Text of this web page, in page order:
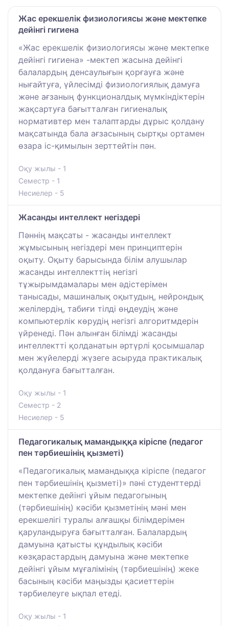
Жас ерекшелік физиологиясы және мектепке
дейінгі гигиена
«Жас ерекшелік физиологиясы және мектепке
дейінгі гигиена» -мектеп жасына дейінгі
балалардың денсаулығын қорғауға және
нығайтуға, үйлесімді физиологиялық дамуға
және ағзаның функционалдық мүмкіндіктерін
жақсартуға бағытталған гигиеналық
нормативтер мен талаптарды дұрыс қолдану
мақсатында бала ағзасының сыртқы ортамен
өзара іс-қимылын зерттейтін пән.
Оқу жылы - 1
Семестр - 1
Несиелер - 5
Жасанды интеллект негіздері
Пәннің мақсаты - жасанды интеллект
жұмысының негіздері мен принциптерін
оқыту. Оқыту барысында білім алушылар
жасанды интеллекттің негізгі
тұжырымдамалары мен әдістерімен
танысады, машиналық оқытудың, нейрондық
желілердің, табиғи тілді өңдеудің және
компьютерлік көрудің негізгі алгоритмдерін
үйренеді. Пән алынған білімді жасанды
интеллектті қолданатын әртүрлі қосымшалар
мен жүйелерді жүзеге асыруда практикалық
қолдануға бағытталған.
Оқу жылы - 1
Семестр - 2
Несиелер - 5
Педагогикалық мамандыққа кіріспе (педагог
пен тәрбиешінің қызметі)
«Педагогикалық мамандыққа кіріспе (педагог
пен тәрбиешінің қызметі)» пәні студенттерді
мектепке дейінгі ұйым педагогының
(тәрбиешінің) кәсіби қызметінің мәні мен
ерекшелігі туралы алғашқы білімдерімен
қаруландыруға бағытталған. Балалардың
дамуына қатысты құндылық кәсіби
көзқарастардың дамуына және мектепке
дейінгі ұйым мұғалімінің (тәрбиешінің) жеке
басының кәсіби маңызды қасиеттерін
тәрбиелеуге ықпал етеді.
Оқу жылы - 1